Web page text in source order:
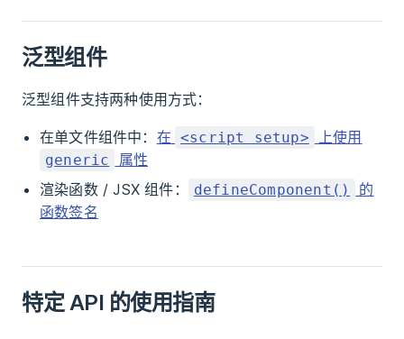
泛型组件
泛型组件支持两种使用方式：
在单文件组件中： 在 <script setup> 上使用
generic
属性
渲染函数 / JSX 组件：
defineComponent()
的
函数签名
特定 API 的使用指南